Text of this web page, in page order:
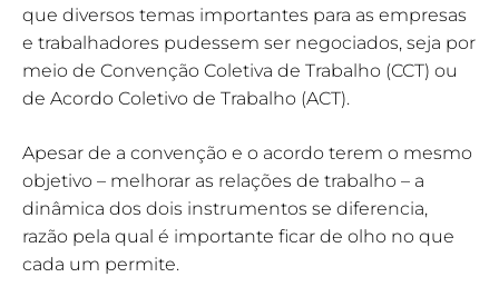
que diversos temas importantes para as empresas
e trabalhadores pudessem ser negociados, seja por
meio de Convenção Coletiva de Trabalho (CCT) ou
de Acordo Coletivo de Trabalho (ACT).
Apesar de a convenção e o acordo terem o mesmo
objetivo – melhorar as relações de trabalho – a
dinâmica dos dois instrumentos se diferencia,
razão pela qual é importante ficar de olho no que
cada um permite.